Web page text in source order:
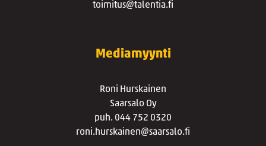
toimitus@talentia.fi
Mediamyynti
Roni Hurskainen
Saarsalo Oy
puh. 044 752 0320
roni.hurskainen@saarsalo.fi